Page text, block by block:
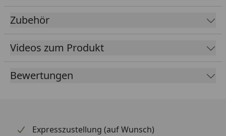
Zubehör
Videos zum Produkt
Bewertungen
Expresszustellung (auf Wunsch)